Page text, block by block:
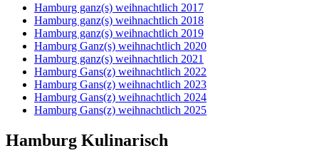
Hamburg ganz(s) weihnachtlich 2017
Hamburg ganz(s) weihnachtlich 2018
Hamburg ganz(s) weihnachtlich 2019
Hamburg Ganz(s) weihnachtlich 2020
Hamburg ganz(s) weihnachtlich 2021
Hamburg Gans(z) weihnachtlich 2022
Hamburg Gans(z) weihnachtlich 2023
Hamburg Gans(z) weihnachtlich 2024
Hamburg Gans(z) weihnachtlich 2025
Hamburg Kulinarisch